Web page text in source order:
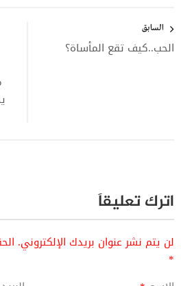
المقالات
السابق
الحب..كيف تقع المأساة؟
اترك تعليقاً
لن يتم نشر عنوان بريدك الإلكتروني.
*